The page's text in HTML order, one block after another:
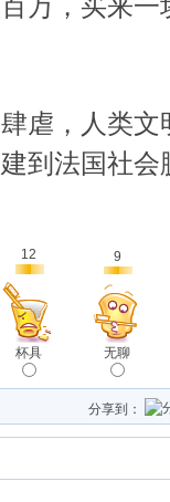
万，买来
虐，人类文
到法国社
12
杯具
9
无聊
分享到：